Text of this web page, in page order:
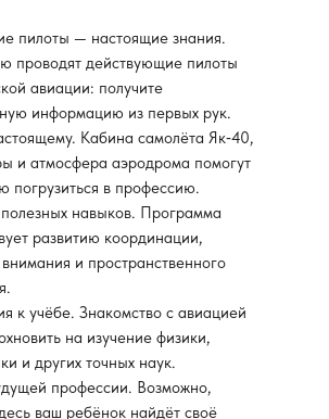
пилоты — настоящие знания.
проводят действующие пилоты
авиации: получите
информацию из первых рук.
Кабина самолёта Як‑40,
и атмосфера аэродрома помогут
погрузиться в профессию.
полезных навыков. Программа
развитию координации,
и пространственного
к учёбе. Знакомство с авиацией
на изучение физики,
и других точных наук.
профессии. Возможно,
ваш ребёнок найдёт своё